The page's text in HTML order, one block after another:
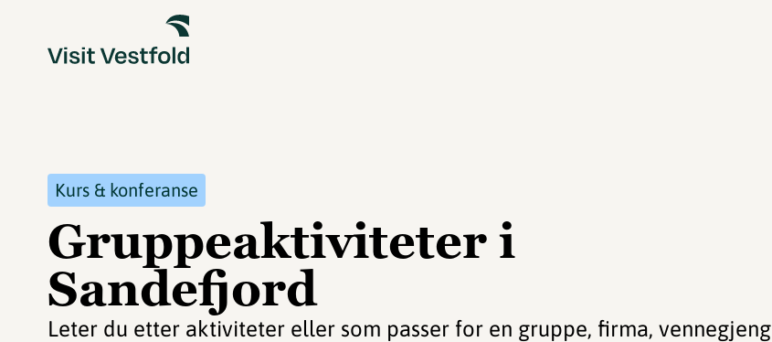
Kurs & konferanse
Gruppeaktiviteter i
Sandefjord
Leter du etter aktiviteter eller som passer for en gruppe, firma, vennegjeng